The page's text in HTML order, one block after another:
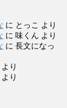
に とっこ より
に 味くん より
に 長文になっ
より
より